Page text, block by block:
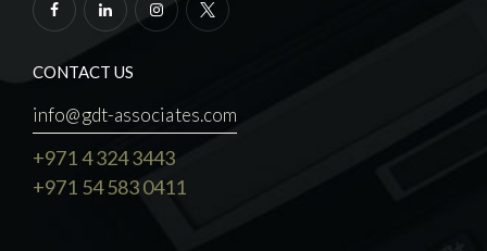
CONTACT US
info@gdt-associates.com
+971 4 324 3443
+971 54 583 0411